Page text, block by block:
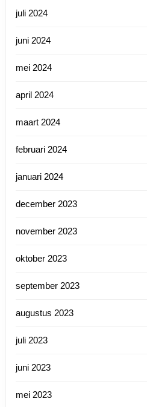
juli 2024
juni 2024
mei 2024
april 2024
maart 2024
februari 2024
januari 2024
december 2023
november 2023
oktober 2023
september 2023
augustus 2023
juli 2023
juni 2023
mei 2023